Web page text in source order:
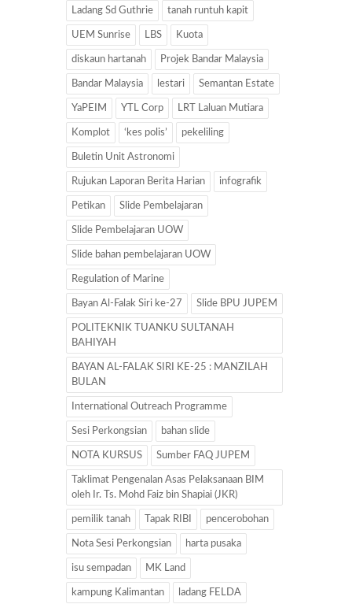
Ladang Sd Guthrie tanah runtuh kapit
UEM Sunrise LBS Kuota
diskaun hartanah Projek Bandar Malaysia
Bandar Malaysia lestari Semantan Estate
YaPEIM YTL Corp LRT Laluan Mutiara
Komplot ‘kes polis’ pekeliling
Buletin Unit Astronomi
Rujukan Laporan Berita Harian infografik
Petikan Slide Pembelajaran
Slide Pembelajaran UOW
Slide bahan pembelajaran UOW
Regulation of Marine
Bayan Al-Falak Siri ke-27 Slide BPU JUPEM
POLITEKNIK TUANKU SULTANAH
BAHIYAH
BAYAN AL-FALAK SIRI KE-25 : MANZILAH
BULAN
International Outreach Programme
Sesi Perkongsian bahan slide
NOTA KURSUS Sumber FAQ JUPEM
Taklimat Pengenalan Asas Pelaksanaan BIM
oleh Ir. Ts. Mohd Faiz bin Shapiai (JKR)
pemilik tanah Tapak RIBI pencerobohan
Nota Sesi Perkongsian harta pusaka
isu sempadan MK Land
kampung Kalimantan ladang FELDA